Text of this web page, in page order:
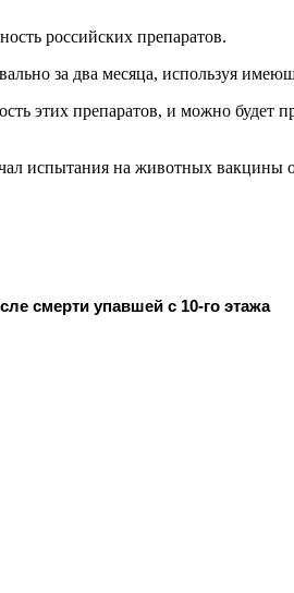
российских препаратов.
за два месяца, используя
этих препаратов, и можно
испытания на животных вакцины
смерти упавшей с 10-го этажа